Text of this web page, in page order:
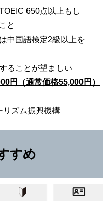
650点以上もし
と
中国語検定2級以上を
ることが望ましい
円（通常価格55,000円）
リズム振興機構
すめ